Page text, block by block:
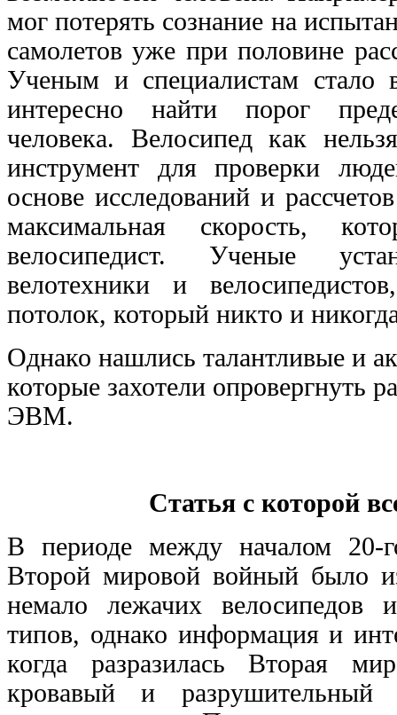
мог потерять сознание на
самолетов уже при половине
Ученым и специалистам стало
интересно найти порог
человека. Велосипед как
инструмент для проверки
основе исследований и
максимальная скорость,
велосипедист. Ученые
велотехники и
потолок, который никто и
Однако нашлись талантливые и
которые захотели опровергнуть
ЭВМ.
Статья с которой
В периоде между началом 20-
Второй мировой войный было
немало лежачих велосипедов
типов, однако информация и
когда разразилась Вторая
кровавый и